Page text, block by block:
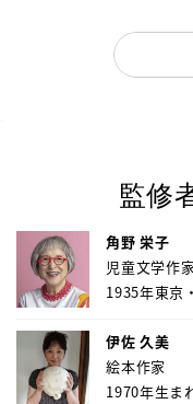
監修
角野 栄子
児童文学作家
1935年東京
伊佐 久美
絵本作家
1970年生ま